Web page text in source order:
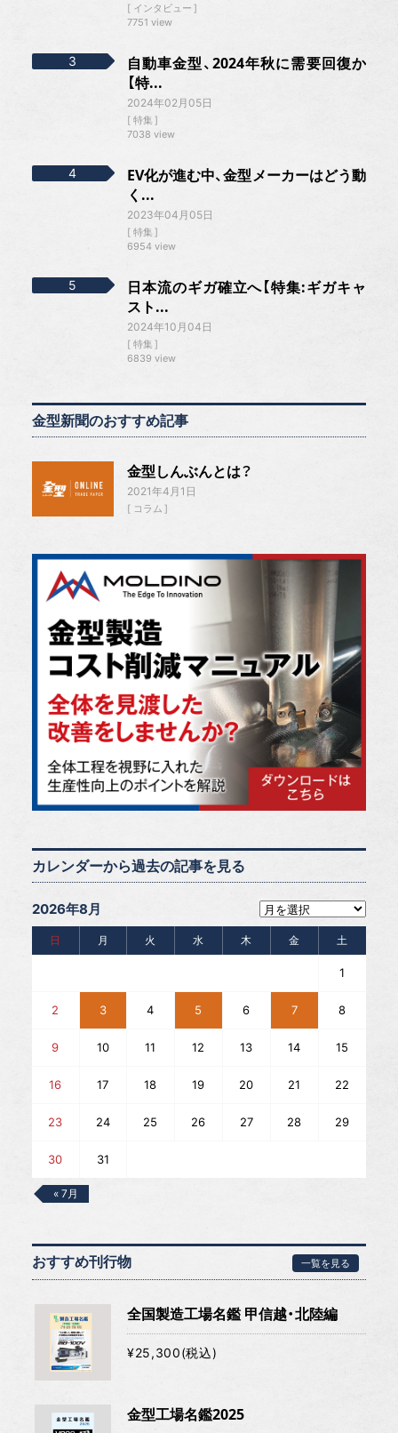
インタビュー
7751 view
自動車金型、2024年秋に需要回復か
【特...
2024年02月05日
特集
7038 view
EV化が進む中、金型メーカーはどう動
く...
2023年04月05日
特集
6954 view
日本流のギガ確立へ【特集:ギガキャ
スト...
2024年10月04日
特集
6839 view
金型新聞のおすすめ記事
金型しんぶんとは？
2021年4月1日
コラム
カレンダーから過去の記事を見る
2026年8月
日 月 火 水 木 金 土
1
2 3 4 5 6 7 8
9 10 11 12 13 14 15
16 17 18 19 20 21 22
23 24 25 26 27 28 29
30 31
« 7月
おすすめ刊行物 一覧を見る
全国製造工場名鑑 甲信越・北陸編
¥25,300(税込)
金型工場名鑑2025